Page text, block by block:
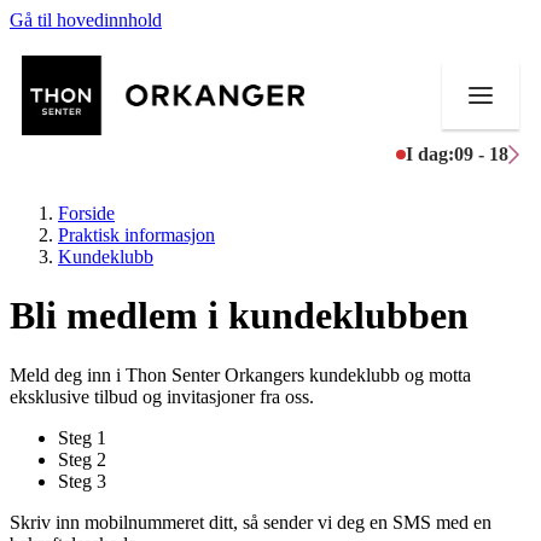
Gå til hovedinnhold
I dag:09 - 18
Butikker
Mat og drikke
Helse
Aktiviteter
Tilbud
Forside
Praktisk informasjon
Kundeklubb
Bli medlem i kundeklubben
Meld deg inn i Thon Senter Orkangers kundeklubb og motta
eksklusive tilbud og invitasjoner fra oss.
Steg 1
Steg 2
Steg 3
Skriv inn mobilnummeret ditt, så sender vi deg en SMS med en